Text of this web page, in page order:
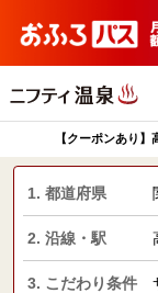
【クーポンあり
1. 都道府県
2. 沿線・駅
3. こだわり条件